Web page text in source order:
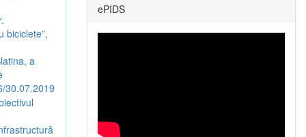
biciclete”,
a
30.07.2019
ePIDS